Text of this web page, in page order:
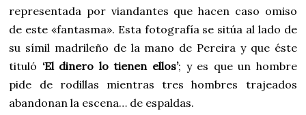
representada por viandantes que hacen caso omiso
de este «fantasma». Esta fotografía se sitúa al lado de
su símil madrileño de la mano de Pereira y que éste
tituló ‘El dinero lo tienen ellos’; y es que un hombre
pide de rodillas mientras tres hombres trajeados
abandonan la escena… de espaldas.